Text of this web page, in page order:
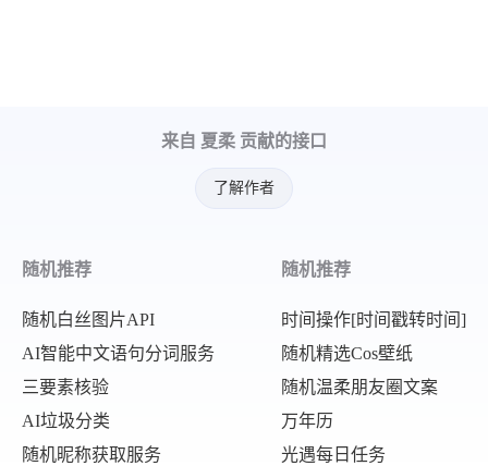
来自 夏柔 贡献的接口
了解作者
随机推荐
随机白丝图片API
AI智能中文语句分词服务
三要素核验
AI垃圾分类
随机昵称获取服务
随机推荐
时间操作[时间戳转时间]
随机精选Cos壁纸
随机温柔朋友圈文案
万年历
光遇每日任务